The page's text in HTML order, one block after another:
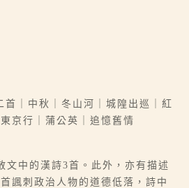
｜中秋｜冬山河｜城隍出巡｜紅
京行｜蒲公英｜追憶舊情
文中的漢詩3首。此外，亦有描述
諷刺政治人物的道德低落，詩中